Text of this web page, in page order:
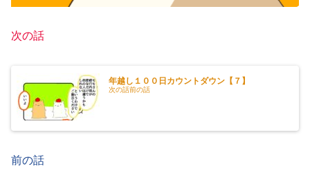
次の話
年越し１００日カウントダウン【７】
次の話前の話
前の話